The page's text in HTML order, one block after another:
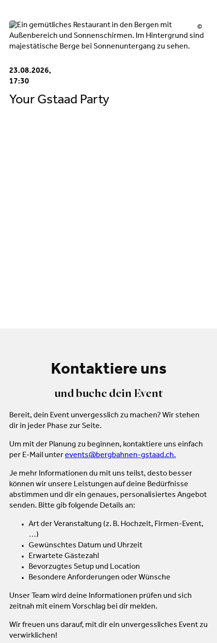
©
23.08.2026,
17:30
Your Gstaad Party
Kontaktiere uns
und buche dein Event
Bereit, dein Event unvergesslich zu machen? Wir stehen
dir in jeder Phase zur Seite.
Um mit der Planung zu beginnen, kontaktiere uns einfach
per E-Mail unterevents@bergbahnen-gstaad.ch.
Je mehr Informationen du mit uns teilst, desto besser
können wir unsere Leistungen auf deine Bedürfnisse
abstimmen und dir ein genaues, personalisiertes Angebot
senden. Bitte gib folgende Details an:
Art der Veranstaltung (z. B. Hochzeit, Firmen-Event,
…)
Gewünschtes Datum und Uhrzeit
Erwartete Gästezahl
Bevorzugtes Setup und Location
Besondere Anforderungen oder Wünsche
Unser Team wird deine Informationen prüfen und sich
zeitnah mit einem Vorschlag bei dir melden.
Wir freuen uns darauf, mit dir ein unvergessliches Event zu
verwirklichen!